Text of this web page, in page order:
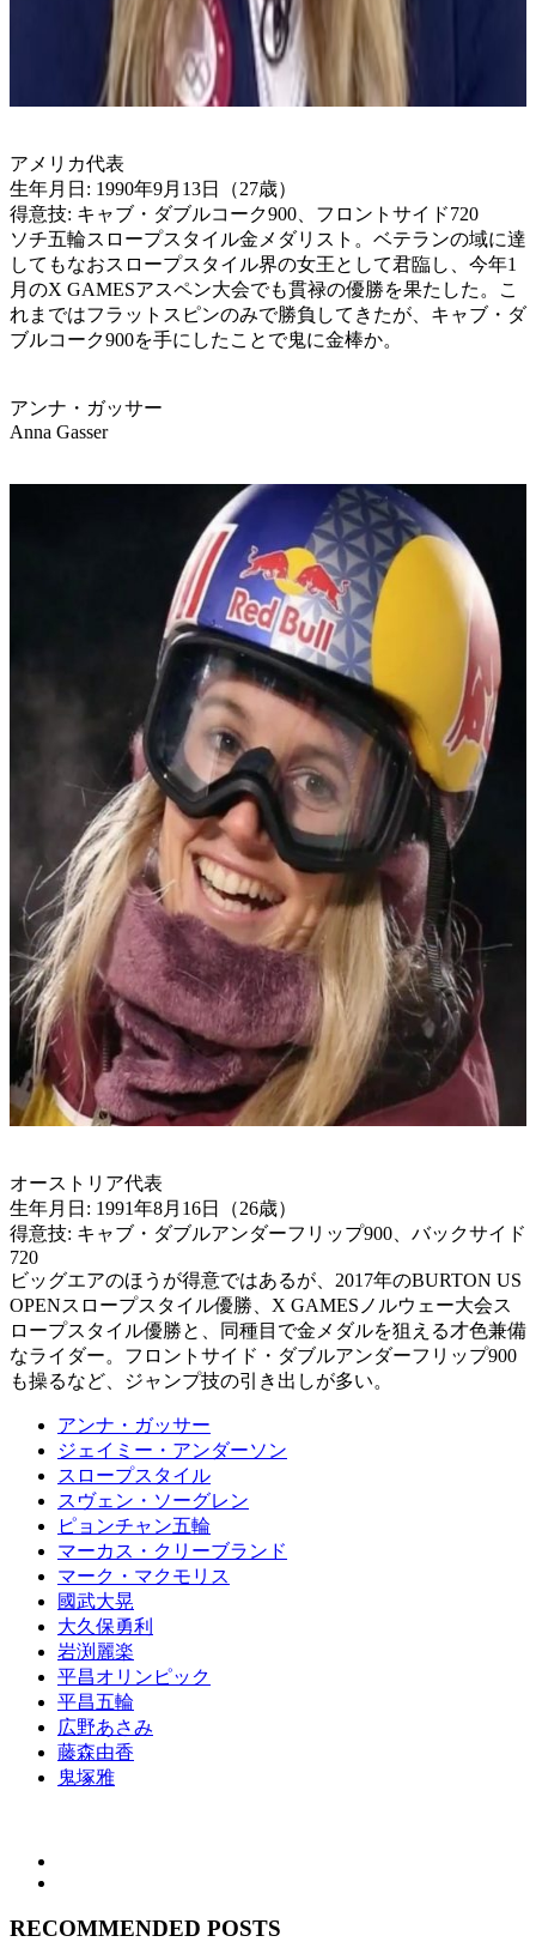
アメリカ代表
生年月日: 1990年9月13日（27歳）
得意技: キャブ・ダブルコーク900、フロントサイド720
ソチ五輪スロープスタイル金メダリスト。ベテランの域に達
してもなおスロープスタイル界の女王として君臨し、今年1
月のX GAMESアスペン大会でも貫禄の優勝を果たした。こ
れまではフラットスピンのみで勝負してきたが、キャブ・ダ
ブルコーク900を手にしたことで鬼に金棒か。
アンナ・ガッサー
Anna Gasser
オーストリア代表
生年月日: 1991年8月16日（26歳）
得意技: キャブ・ダブルアンダーフリップ900、バックサイド
720
ビッグエアのほうが得意ではあるが、2017年のBURTON US
OPENスロープスタイル優勝、X GAMESノルウェー大会ス
ロープスタイル優勝と、同種目で金メダルを狙える才色兼備
なライダー。フロントサイド・ダブルアンダーフリップ900
も操るなど、ジャンプ技の引き出しが多い。
アンナ・ガッサー
ジェイミー・アンダーソン
スロープスタイル
スヴェン・ソーグレン
ピョンチャン五輪
マーカス・クリーブランド
マーク・マクモリス
國武大晃
大久保勇利
岩渕麗楽
平昌オリンピック
平昌五輪
広野あさみ
藤森由香
鬼塚雅
RECOMMENDED POSTS